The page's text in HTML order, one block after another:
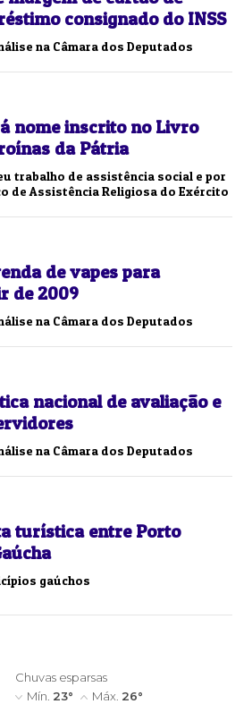
consignado do INSS
na Câmara dos Deputados
nome inscrito no Livro
da Pátria
trabalho de assistência social e por
de Assistência Religiosa do Exército
de vapes para
de 2009
na Câmara dos Deputados
nacional de avaliação e
na Câmara dos Deputados
turística entre Porto
gaúchos
Chuvas esparsas
Mín. 23° Máx. 26°